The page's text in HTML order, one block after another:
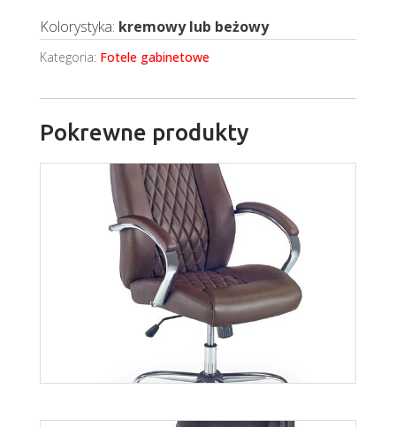
Kolorystyka: kremowy lub beżowy
Kategoria: Fotele gabinetowe
Pokrewne produkty